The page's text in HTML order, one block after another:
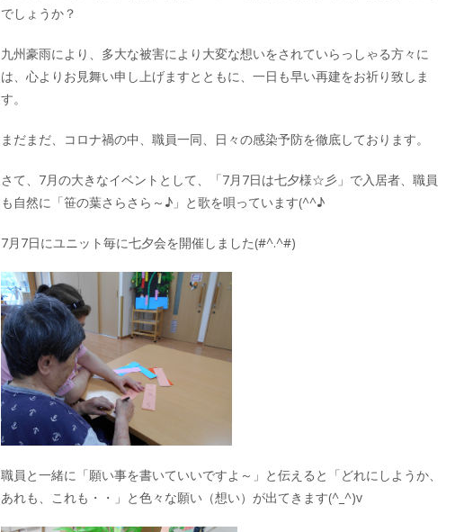
でしょうか？
九州豪雨により、多大な被害により大変な想いをされていらっしゃる方々に
は、心よりお見舞い申し上げますとともに、一日も早い再建をお祈り致しま
す。
まだまだ、コロナ禍の中、職員一同、日々の感染予防を徹底しております。
さて、7月の大きなイベントとして、「7月7日は七夕様☆彡」で入居者、職員
も自然に「笹の葉さらさら～♪」と歌を唄っています(^^♪
7月7日にユニット毎に七夕会を開催しました(#^.^#)
職員と一緒に「願い事を書いていいですよ～」と伝えると「どれにしようか、
あれも、これも・・」と色々な願い（想い）が出てきます(^_^)v